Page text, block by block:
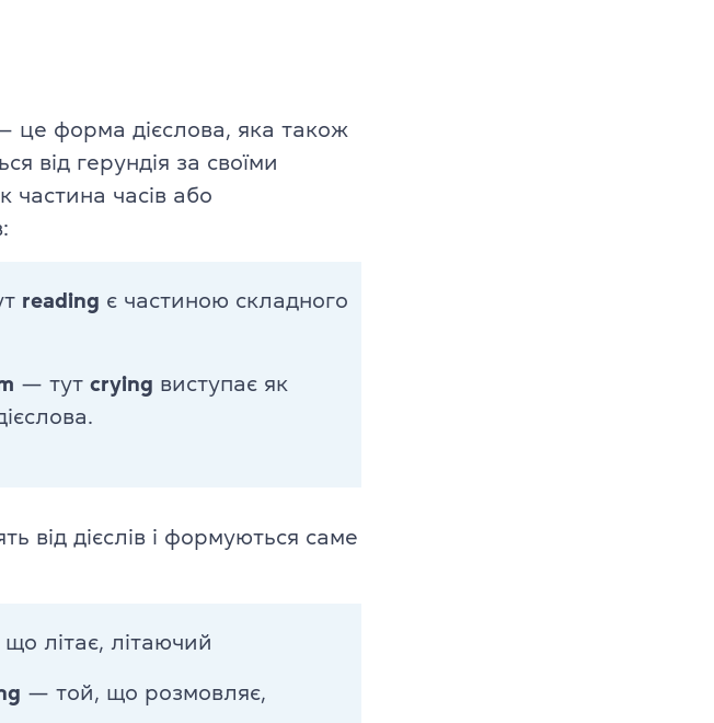
це форма дієслова, яка також
від герундія за своїми
частина часів або
reading є частиною складного
— тут crying виступає як
від дієслів і формуються саме
літає, літаючий
— той, що розмовляє,